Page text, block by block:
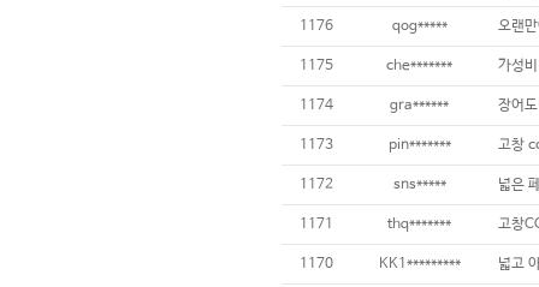
1176 qog***** 오랜
1175 che******* 가성
1174 gra****** 장어
1173 pin*******
1172 sns*****
1171 thq******* 고창
1170 KK1********* 넓고